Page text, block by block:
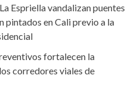
Espriella vandalizan puentes
pintados en Cali previo a la
fortalecen la
corredores viales de